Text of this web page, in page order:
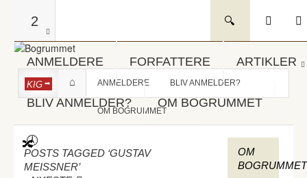
2
ANMELDERE FORFATTERE ARTIKLER
BLIV ANMELDER? OM BOGRUMMET
KIG ANMELDERE BLIV ANMELDER?
OM BOGRUMMET
POSTS TAGGED ‘GUSTAV
MEISSNER’
OM
BOGRUMMET